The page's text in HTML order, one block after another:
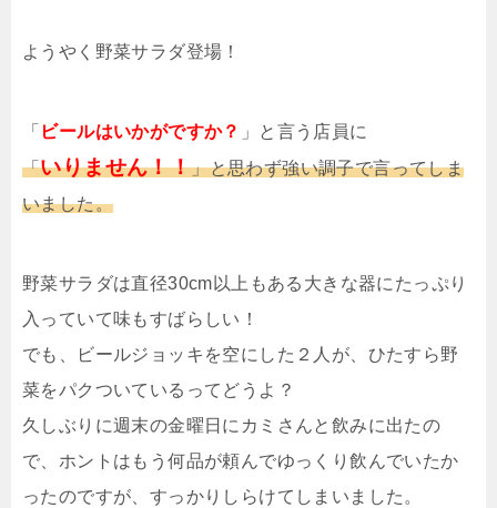
ようやく野菜サラダ登場！
「 ビールはいかがですか？ 」と言う店員に
「いりません！！」と思わず強い調子で言ってしま
いました。
野菜サラダは直径30cm以上もある大きな器にたっぷり
入っていて味もすばらしい！
でも、ビールジョッキを空にした２人が、ひたすら野
菜をパクついているってどうよ？
久しぶりに週末の金曜日にカミさんと飲みに出たの
で、ホントはもう何品が頼んでゆっくり飲んでいたか
ったのですが、すっかりしらけてしまいました。